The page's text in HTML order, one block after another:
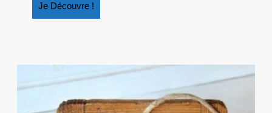
Je Découvre !
Découvre